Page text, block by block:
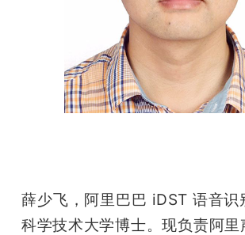
薛少飞，阿里巴巴 iDST 语音识
科学技术大学博士。现负责阿里